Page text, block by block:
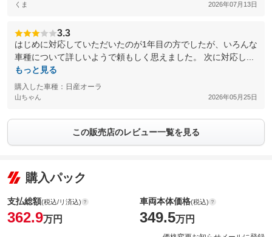
くま 2026年07月13日
3.3
はじめに対応していただいたのが1年目の方でしたが、いろんな
車種について詳しいようで頼もしく思えました。 次に対応し...
もっと見る
購入した車種：日産オーラ
山ちゃん 2026年05月25日
この販売店のレビュー一覧を見る
購入パック
支払総額(税込/リ済込)
362.9万円
車両本体価格(税込)
349.5万円